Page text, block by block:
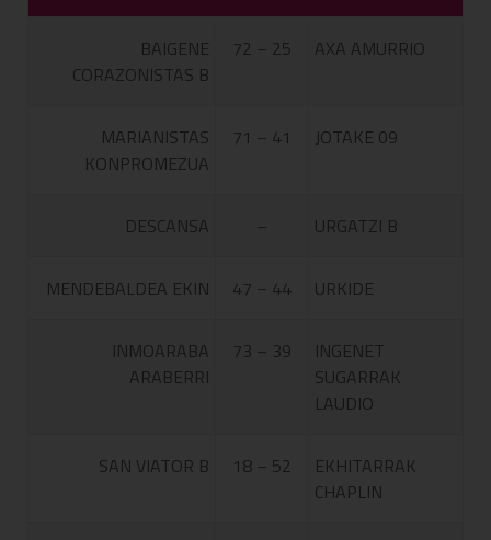
BAIGENE
CORAZONISTAS B
72 – 25 AXA AMURRIO
MARIANISTAS
KONPROMEZUA
71 – 41 JOTAKE 09
DESCANSA – URGATZI B
MENDEBALDEA EKIN 47 – 44 URKIDE
INMOARABA
ARABERRI
73 – 39
INGENET
SUGARRAK
LAUDIO
SAN VIATOR B 18 – 52
EKHITARRAK
CHAPLIN